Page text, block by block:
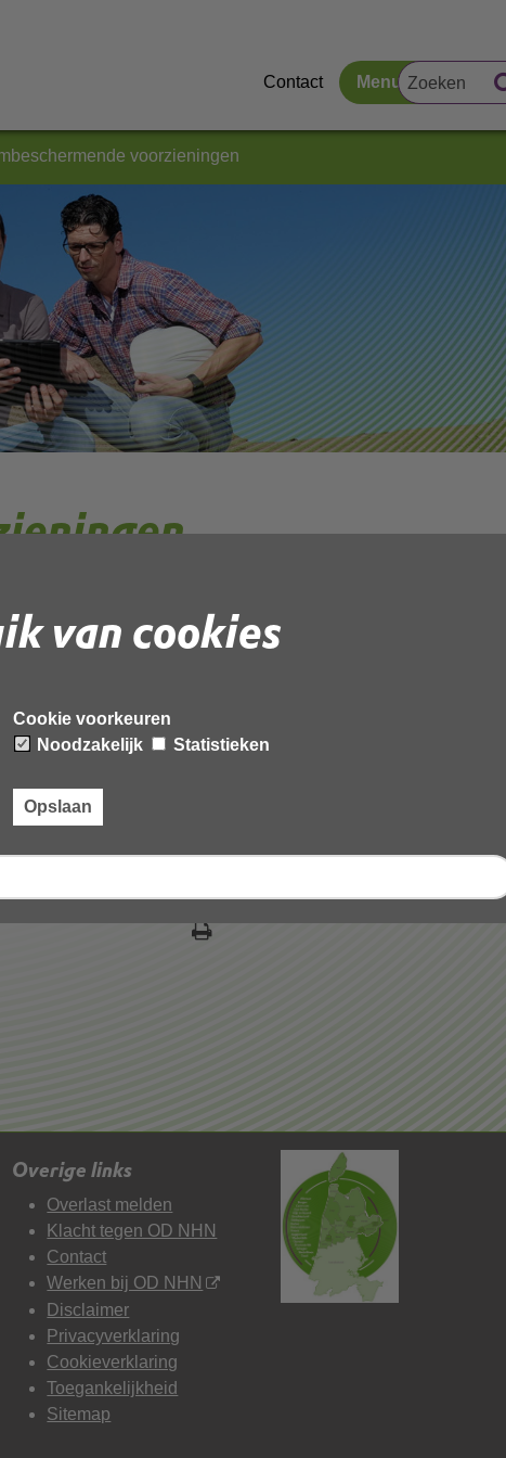
van cookies
Cookie voorkeuren
Noodzakelijk
Statistieken
Opslaan
Contact Menu
voorzieningen
ook voorschriften
Overige links
Overlast melden
Klacht tegen OD NHN
Contact
Werken bij OD NHN
Disclaimer
Privacyverklaring
Cookieverklaring
Toegankelijkheid
Sitemap